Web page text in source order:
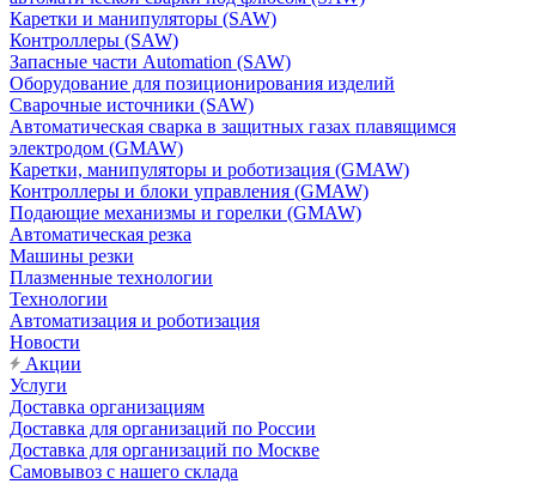
Каретки и манипуляторы (SAW)
Контроллеры (SAW)
Запасные части Automation (SAW)
Оборудование для позиционирования изделий
Сварочные источники (SAW)
Автоматическая сварка в защитных газах плавящимся
электродом (GMAW)
Каретки, манипуляторы и роботизация (GMAW)
Контроллеры и блоки управления (GMAW)
Подающие механизмы и горелки (GMAW)
Автоматическая резка
Машины резки
Плазменные технологии
Технологии
Автоматизация и роботизация
Новости
Акции
Услуги
Доставка организациям
Доставка для организаций по России
Доставка для организаций по Москве
Самовывоз с нашего склада